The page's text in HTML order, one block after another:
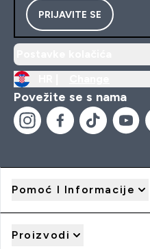
PRIJAVITE SE
Povežite se s nama
Pomoć I Informacije
Proizvodi